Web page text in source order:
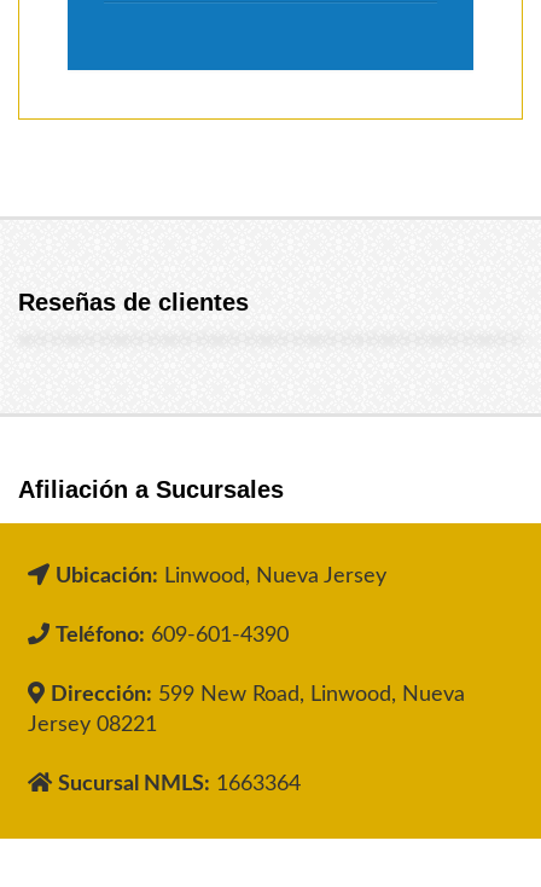
Reseñas de clientes
Afiliación a Sucursales
Ubicación: Linwood, Nueva Jersey
Teléfono: 609-601-4390
Dirección: 599 New Road, Linwood, Nueva
Jersey 08221
Sucursal NMLS: 1663364